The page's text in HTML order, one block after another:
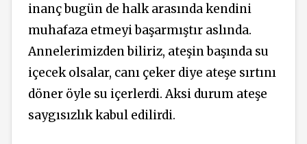
inanç bugün de halk arasında kendini
muhafaza etmeyi başarmıştır aslında.
Annelerimizden biliriz, ateşin başında su
içecek olsalar, canı çeker diye ateşe sırtını
döner öyle su içerlerdi. Aksi durum ateşe
saygısızlık kabul edilirdi.